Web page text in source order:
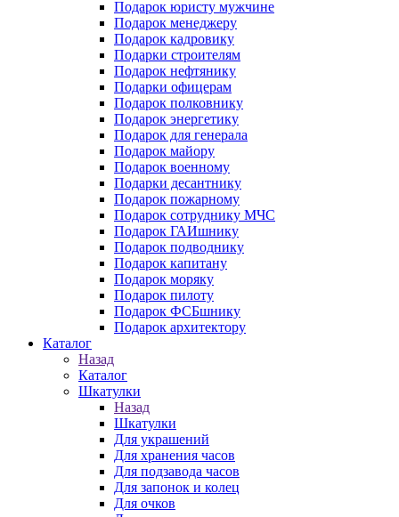
Подарок юристу мужчине
Подарок менеджеру
Подарок кадровику
Подарки строителям
Подарок нефтянику
Подарки офицерам
Подарок полковнику
Подарок энергетику
Подарок для генерала
Подарок майору
Подарок военному
Подарки десантнику
Подарок пожарному
Подарок сотруднику МЧС
Подарок ГАИшнику
Подарок подводнику
Подарок капитану
Подарок моряку
Подарок пилоту
Подарок ФСБшнику
Подарок архитектору
Каталог
Назад
Каталог
Шкатулки
Назад
Шкатулки
Для украшений
Для хранения часов
Для подзавода часов
Для запонок и колец
Для очков